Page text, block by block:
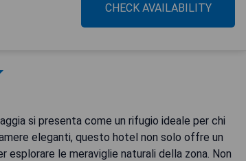
CHECK AVAILABILITY
si presenta come un rifugio ideale per chi
eleganti, questo hotel non solo offre un
le meraviglie naturali della zona. Non